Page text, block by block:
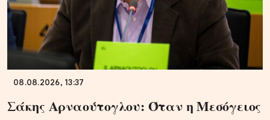
08.08.2026, 13:37
Σάκης Αρναούτογλου: Όταν η Μεσόγειος